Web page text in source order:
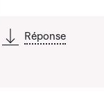
Réponse